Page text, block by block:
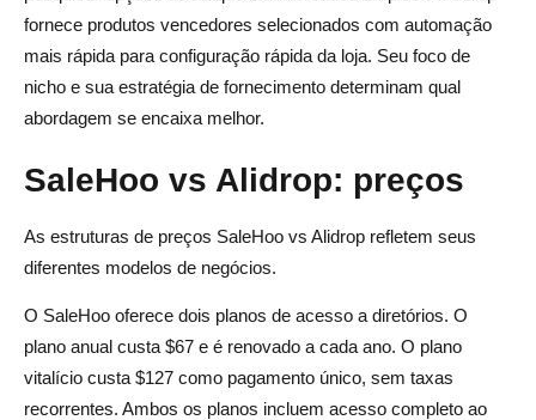
fornece produtos vencedores selecionados com automação
mais rápida para configuração rápida da loja. Seu foco de
nicho e sua estratégia de fornecimento determinam qual
abordagem se encaixa melhor.
SaleHoo vs Alidrop: preços
As estruturas de preços SaleHoo vs Alidrop refletem seus
diferentes modelos de negócios.
O SaleHoo oferece dois planos de acesso a diretórios. O
plano anual custa $67 e é renovado a cada ano. O plano
vitalício custa $127 como pagamento único, sem taxas
recorrentes. Ambos os planos incluem acesso completo ao